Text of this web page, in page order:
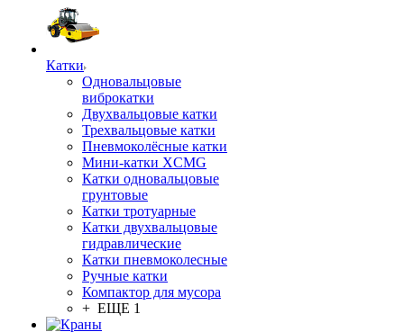
Катки
Одновальцовые
виброкатки
Двухвальцовые катки
Трехвальцовые катки
Пневмоколёсные катки
Мини-катки XCMG
Катки одновальцовые
грунтовые
Катки тротуарные
Катки двухвальцовые
гидравлические
Катки пневмоколесные
Ручные катки
Компактор для мусора
+ ЕЩЕ 1